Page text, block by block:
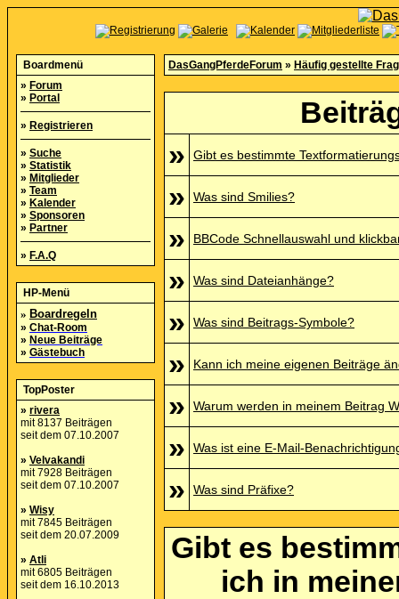
Boardmenü
» Forum
» Portal
» Registrieren
» Suche
» Statistik
» Mitglieder
» Team
» Kalender
» Sponsoren
» Partner
» F.A.Q
HP-Menü
» Boardregeln
» Chat-Room
» Neue Beiträge
» Gästebuch
TopPoster
» rivera
mit 8137 Beiträgen
seit dem 07.10.2007
» Velvakandi
mit 7928 Beiträgen
seit dem 07.10.2007
» Wisy
mit 7845 Beiträgen
seit dem 20.07.2009
» Atli
mit 6805 Beiträgen
seit dem 16.10.2013
DasGangPferdeForum » Häufig gestellte
»
Gibt es bestimmte
» Was sind Smilies?
» BBCode Schnellauswahl und
» Was sind Dateianhänge?
» Was sind Beitrags-Symbole?
» Kann ich meine eigenen Beiträge
» Warum werden in meinem Beitrag
» Was ist eine E-Mail-
» Was sind Präfixe?
Gibt es
ich in